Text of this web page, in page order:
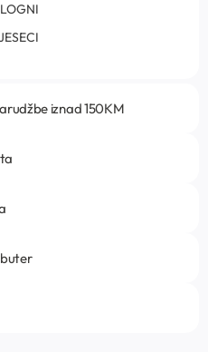
iznad 150KM